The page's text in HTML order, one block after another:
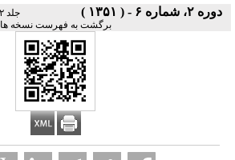
دوره ۲، شماره ۶ - ( ۱۳۵۱ ) جلد ۲ شماره ۶ صفحات ۴۳۹-۴۳۴
برگشت به فهرست نسخه ها